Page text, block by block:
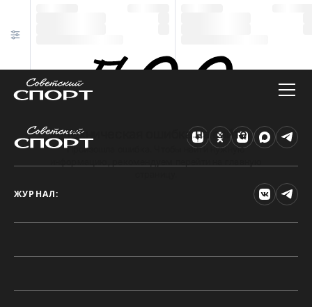
Техническая ошибка на сайте
Произошла ошибка. Чтобы найти нужную
ЖУРНАЛ: